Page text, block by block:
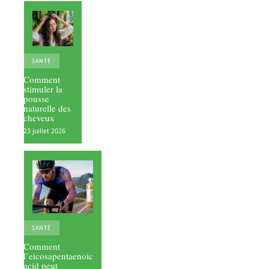
SANTÉ
Comment
stimuler la
pousse
naturelle des
cheveux
23 juillet 2026
SANTÉ
Comment
l’eicosapentaenoic
acid peut